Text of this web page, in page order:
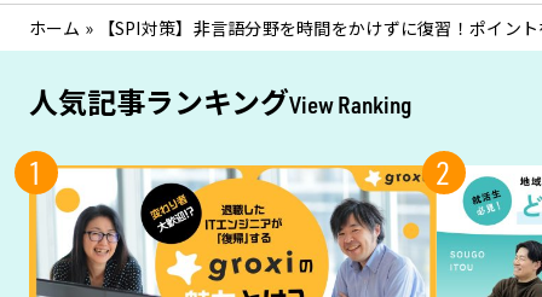
ホーム » 【SPI対策】非言語分野を時間をかけずに復習！ポイ
人気記事ランキングView Ranking
1 2